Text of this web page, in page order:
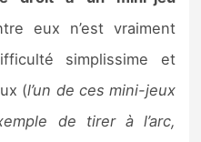
eux n’est vraiment
simplissime et
(l’un de ces mini-jeux
de tirer à l’arc,